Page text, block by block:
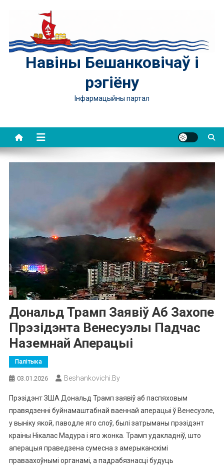
Навіны Бешанковічаў і
рэгіёну
Інфармацыйны партал
Дональд Трамп Заявіў Аб Захопе
Прэзідэнта Венесуэлы Падчас
Наземнай Аперацыі
Палітыка
03.01.2026 Beshankovichi.by
Прэзідэнт ЗША Дональд Трамп заявіў аб паспяховым
правядзенні буйнамаштабнай ваеннай аперацыі ў Венесуэле,
у выніку якой, паводле яго слоў, былі затрыманы прэзідэнт
краіны Нікалас Мадура і яго жонка. Трамп удакладніў, што
аперацыя праведзена сумесна з амерыканскімі
праваахоўнымі органамі, а падрабязнасці будуць